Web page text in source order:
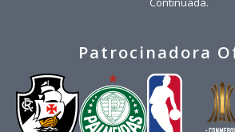
Patrocinadora